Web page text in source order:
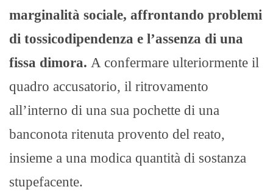
marginalità sociale, affrontando problemi
di tossicodipendenza e l’assenza di una
fissa dimora. A confermare ulteriormente il
quadro accusatorio, il ritrovamento
all’interno di una sua pochette di una
banconota ritenuta provento del reato,
insieme a una modica quantità di sostanza
stupefacente.